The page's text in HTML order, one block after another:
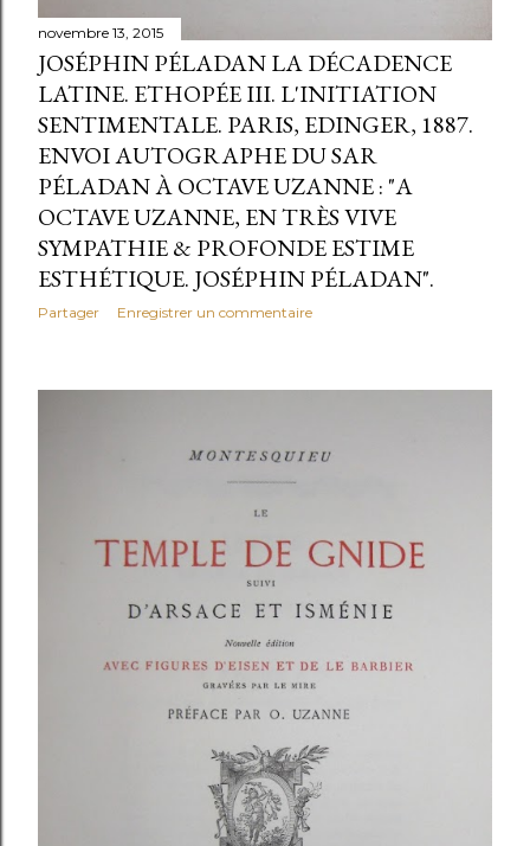
novembre 13, 2015
JOSÉPHIN PÉLADAN LA DÉCADENCE
LATINE. ETHOPÉE III. L'INITIATION
SENTIMENTALE. PARIS, EDINGER, 1887.
ENVOI AUTOGRAPHE DU SAR
PÉLADAN À OCTAVE UZANNE : "A
OCTAVE UZANNE, EN TRÈS VIVE
SYMPATHIE & PROFONDE ESTIME
ESTHÉTIQUE. JOSÉPHIN PÉLADAN".
Partager Enregistrer un commentaire